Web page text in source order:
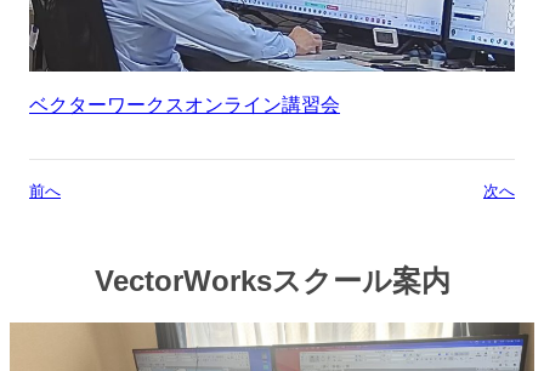
ベクターワークスオンライン講習会
前へ 次へ
VectorWorksスクール案内